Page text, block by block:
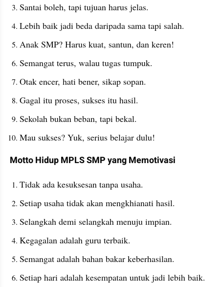
Santai boleh, tapi tujuan harus jelas.
Lebih baik jadi beda daripada sama tapi salah.
Anak SMP? Harus kuat, santun, dan keren!
Semangat terus, walau tugas tumpuk.
Otak encer, hati bener, sikap sopan.
Gagal itu proses, sukses itu hasil.
Sekolah bukan beban, tapi bekal.
Mau sukses? Yuk, serius belajar dulu!
Motto Hidup MPLS SMP yang Memotivasi
Tidak ada kesuksesan tanpa usaha.
Setiap usaha tidak akan mengkhianati hasil.
Selangkah demi selangkah menuju impian.
Kegagalan adalah guru terbaik.
Semangat adalah bahan bakar keberhasilan.
Setiap hari adalah kesempatan untuk jadi lebih baik.